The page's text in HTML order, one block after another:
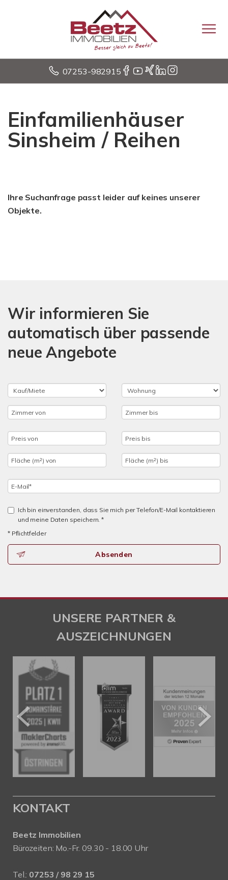
07253-982915
Einfamilienhäuser
Sinsheim / Reihen
Ihre Suchanfrage passt leider auf keines unserer
Objekte.
Wir informieren Sie
automatisch über passende
neue Angebote
Ich bin einverstanden, dass Sie mich per Telefon/E-Mail kontaktieren
und meine Daten speichern. *
* Pflichtfelder
Absenden
UNSERE PARTNER &
AUSZEICHNUNGEN
KONTAKT
Beetz Immobilien
Bürozeiten: Mo.-Fr. 09.30 - 18.00 Uhr
Tel.: 07253 / 98 29 15